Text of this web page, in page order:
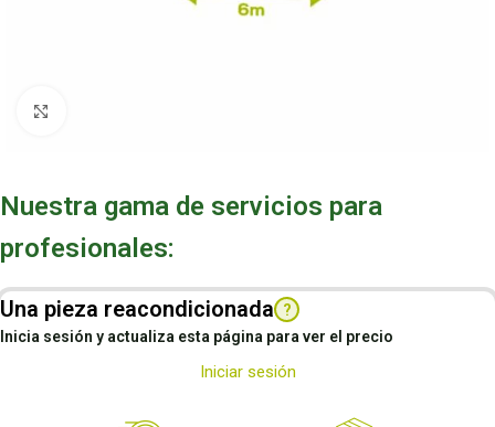
Nuestra gama de servicios para
profesionales:
Una pieza reacondicionada ?
Inicia sesión y actualiza esta página para ver el precio
Iniciar sesión